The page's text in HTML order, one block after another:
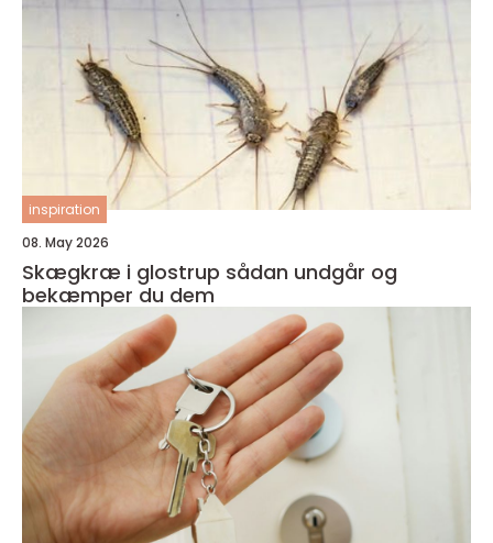
inspiration
08. May 2026
Skægkræ i glostrup sådan undgår og
bekæmper du dem